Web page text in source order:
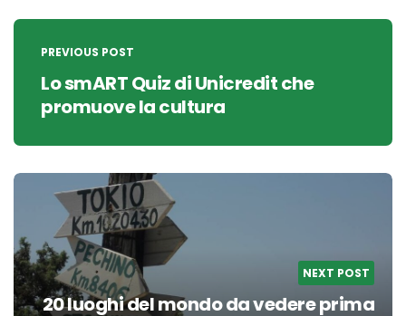
Post
navigation
PREVIOUS POST
Lo smART Quiz di Unicredit che
promuove la cultura
NEXT POST
20 luoghi del mondo da vedere prima